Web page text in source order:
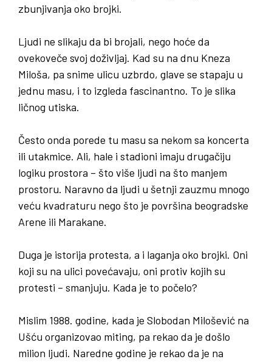
zbunjivanja oko brojki.
Ljudi ne slikaju da bi brojali, nego hoće da
ovekoveče svoj doživljaj. Kad su na dnu Kneza
Miloša, pa snime ulicu uzbrdo, glave se stapaju u
jednu masu, i to izgleda fascinantno. To je slika
ličnog utiska.
Često onda porede tu masu sa nekom sa koncerta
ili utakmice. Ali, hale i stadioni imaju drugačiju
logiku prostora – što više ljudi na što manjem
prostoru. Naravno da ljudi u šetnji zauzmu mnogo
veću kvadraturu nego što je površina beogradske
Arene ili Marakane.
Duga je istorija protesta, a i laganja oko brojki. Oni
koji su na ulici povećavaju, oni protiv kojih su
protesti – smanjuju. Kada je to počelo?
Mislim 1988. godine, kada je Slobodan Milošević na
Ušću organizovao miting, pa rekao da je došlo
milion ljudi. Naredne godine je rekao da je na